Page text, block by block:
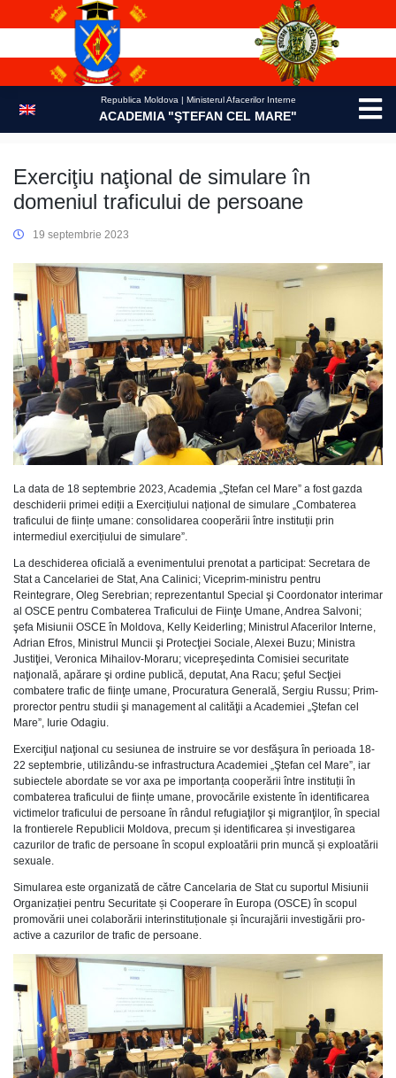
Republica Moldova | Ministerul Afacerilor Interne
ACADEMIA "ŞTEFAN CEL MARE"
Exerciţiu naţional de simulare în
domeniul traficului de persoane
19 septembrie 2023
La data de 18 septembrie 2023, Academia „Ştefan cel Mare” a fost gazda
deschiderii primei ediții a Exercițiului național de simulare „Combaterea
traficului de ființe umane: consolidarea cooperării între instituții prin
intermediul exercițiului de simulare”.
La deschiderea oficială a evenimentului prenotat a participat: Secretara de
Stat a Cancelariei de Stat, Ana Calinici; Viceprim-ministru pentru
Reintegrare, Oleg Serebrian; reprezentantul Special şi Coordonator interimar
al OSCE pentru Combaterea Traficului de Fiinţe Umane, Andrea Salvoni;
şefa Misiunii OSCE în Moldova, Kelly Keiderling; Ministrul Afacerilor Interne,
Adrian Efros, Ministrul Muncii şi Protecţiei Sociale, Alexei Buzu; Ministra
Justiţiei, Veronica Mihailov-Moraru; vicepreşedinta Comisiei securitate
naţională, apărare şi ordine publică, deputat, Ana Racu; şeful Secţiei
combatere trafic de fiinţe umane, Procuratura Generală, Sergiu Russu; Prim-
prorector pentru studii şi management al calităţii a Academiei „Ştefan cel
Mare”, Iurie Odagiu.
Exerciţiul naţional cu sesiunea de instruire se vor desfăşura în perioada 18-
22 septembrie, utilizându-se infrastructura Academiei „Ştefan cel Mare”, iar
subiectele abordate se vor axa pe importanța cooperării între instituții în
combaterea traficului de ființe umane, provocările existente în identificarea
victimelor traficului de persoane în rândul refugiaţilor şi migranţilor, în special
la frontierele Republicii Moldova, precum și identificarea și investigarea
cazurilor de trafic de persoane în scopul exploatării prin muncă și exploatării
sexuale.
Simularea este organizată de către Cancelaria de Stat cu suportul Misiunii
Organizației pentru Securitate și Cooperare în Europa (OSCE) în scopul
promovării unei colaborării interinstituționale și încurajării investigării pro-
active a cazurilor de trafic de persoane.